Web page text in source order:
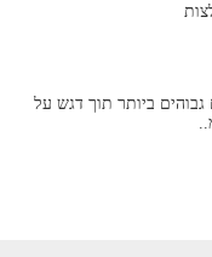
ביותר תוך דגש על